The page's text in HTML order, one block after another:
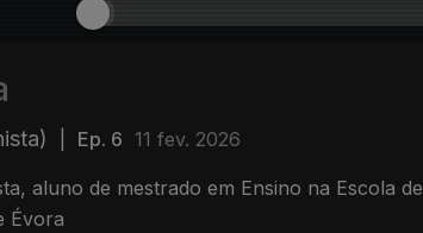
Ep. 6 11 fev. 2026
aluno de mestrado em Ensino na Escola de
Évora